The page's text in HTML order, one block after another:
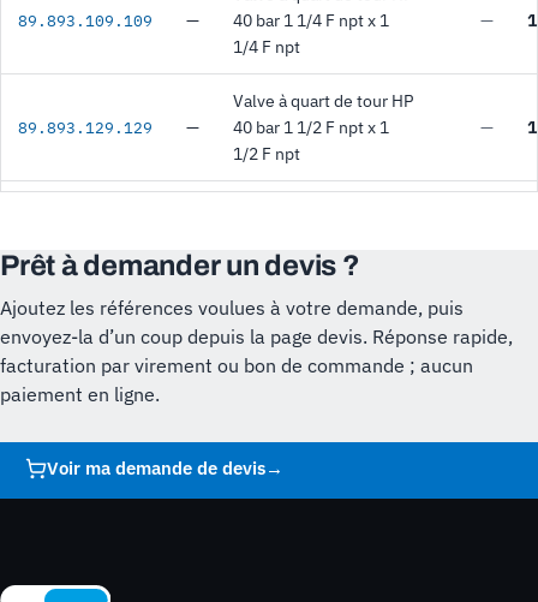
89.893.109.109 —
40 bar 1 1/4 F npt x 1
1/4 F npt
—
89.893.129.129 —
Valve à quart de tour HP
40 bar 1 1/2 F npt x 1
1/2 F npt
—
Prêt à demander un devis ?
Ajoutez les références voulues à votre demande, puis
envoyez-la d’un coup depuis la page devis. Réponse rapide,
facturation par virement ou bon de commande ; aucun
paiement en ligne.
Voir ma demande de devis→